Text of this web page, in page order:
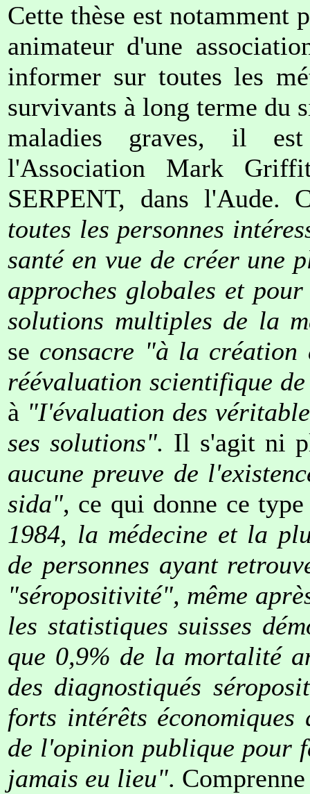
Cette thèse est
animateur d'une
informer sur toutes les
survivants à long terme du
maladies graves, il
l'Association Mark
SERPENT, dans
toutes les personnes
santé en vue de créer une
approches globales et
solutions multiples de la
se consacre "à la création
réévaluation scientifique
à "I'évaluation des
ses solutions". Il s'agit ni
aucune preuve de
sida", ce qui donne ce
1984, la médecine et la
de personnes ayant
"séropositivité", même
les statistiques suisses
que 0,9% de la mortalité
des diagnostiqués
forts intérêts
de l'opinion publique pour
jamais eu lieu".